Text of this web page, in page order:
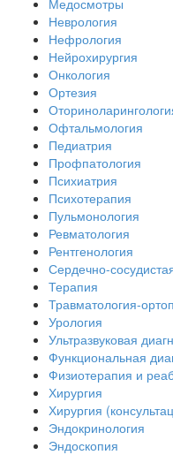
Медосмотры
Неврология
Нефрология
Нейрохирургия
Онкология
Ортезия
Офтальмология
Педиатрия
Профпатология
Психиатрия
Психотерапия
Пульмонология
Ревматология
Рентгенология
Сердечно-
Терапия
Травматология-
Урология
Ультразвуковая
Функциональная
Физиотерапия и
Хирургия
Хирургия
Эндокринология
Эндоскопия